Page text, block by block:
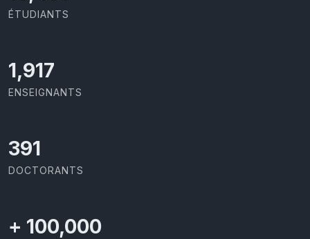
ÉTUDIANTS
2,029
ENSEIGNANTS
414
DOCTORANTS
+ 100,000